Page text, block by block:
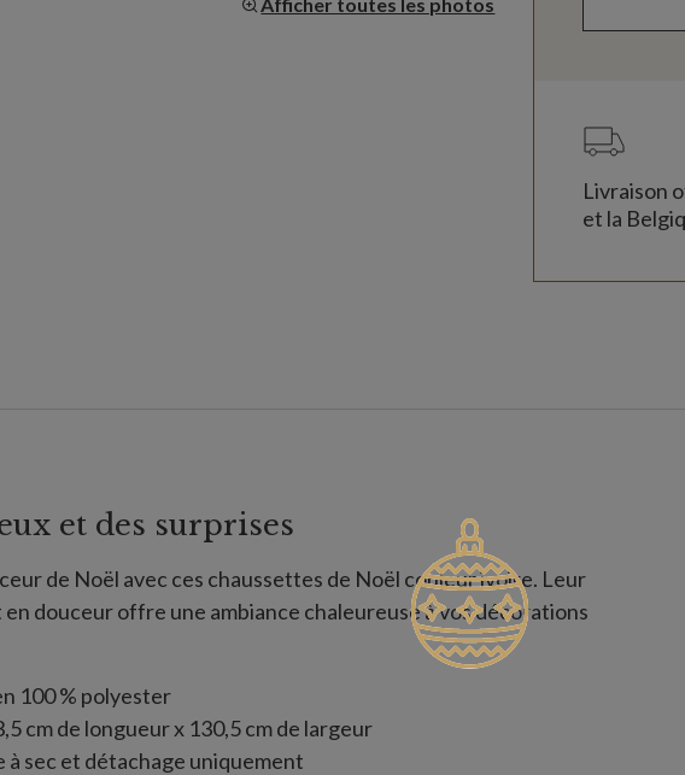
Afficher toutes les photos
Livraison
et la
et des surprises
de Noël avec ces chaussettes de Noël couleur ivoire. Leur
douceur offre une ambiance chaleureuse à vos décorations
100 % polyester
cm de longueur x 130,5 cm de largeur
à sec et détachage uniquement